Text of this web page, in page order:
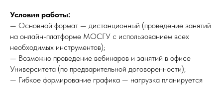
Условия работы:
— Основной формат — дистанционный (проведение занятий
на онлайн-платформе МОСГУ с использованием всех
необходимых инструментов);
— Возможно проведение вебинаров и занятий в офисе
Университета (по предварительной договоренности);
— Гибкое формирование графика — нагрузка планируется